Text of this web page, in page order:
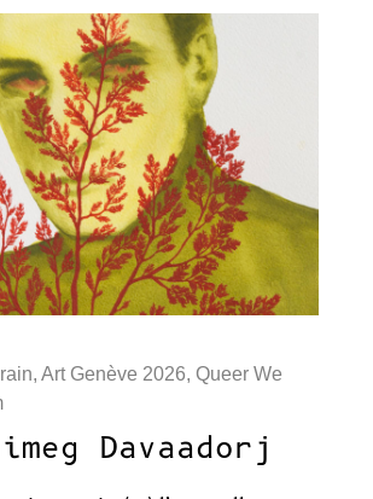
, Art Genève 2026, Queer We
Davaadorj